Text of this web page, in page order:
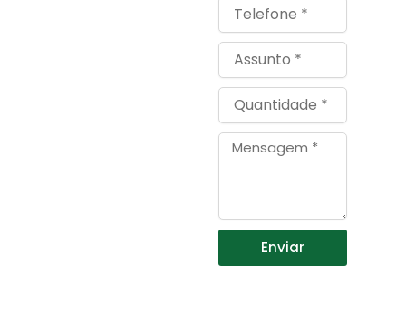
Telefone
Assunto
Quantidade
Mensagem
Enviar